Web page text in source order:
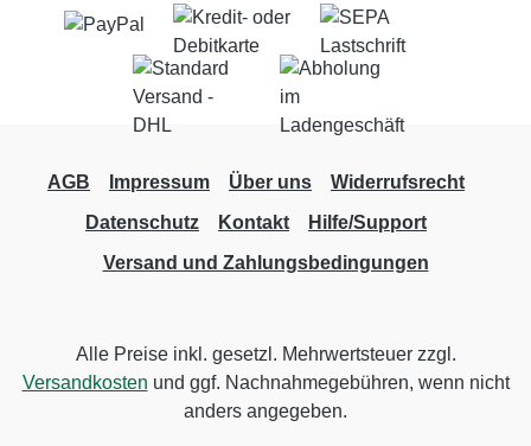
AGB Impressum Über uns
Widerrufsrecht
Datenschutz
Kontakt
Hilfe/Support
Versand und Zahlungsbedingungen
Alle Preise inkl. gesetzl. Mehrwertsteuer zzgl.
Versandkosten und ggf. Nachnahmegebühren, wenn nicht
anders angegeben.